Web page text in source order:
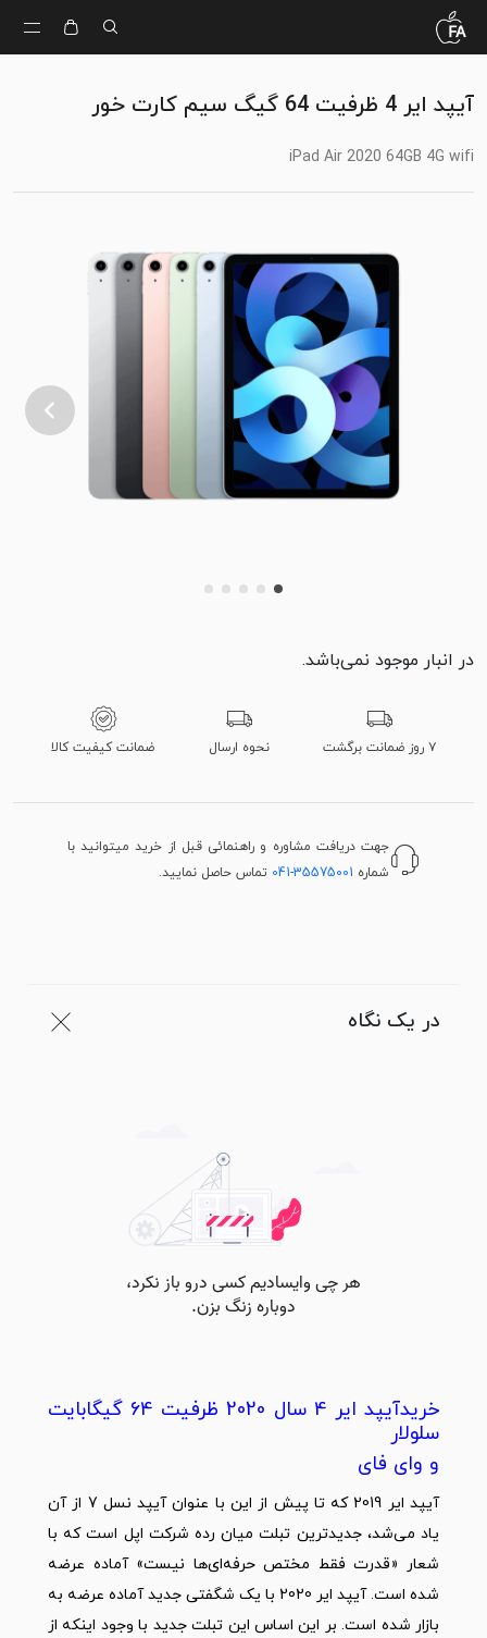
آیپد ایر 4 ظرفیت 64 گیگ سیم کارت خور
iPad Air 2020 64GB 4G wifi
در انبار موجود نمی‌باشد.
۷ روز ضمانت برگشت نحوه ارسال ضمانت کیفیت کالا
جهت دریافت مشاوره و راهنمائی قبل از خرید میتوانید با
شماره 041-35575001 تماس حاصل نمایید.
در یک نگاه
خریدآیپد ایر 4 سال 2020 ظرفیت 64 گیگابایت
سلولار
و وای فای
آیپد ایر 2019 که تا پیش از این با عنوان آیپد نسل 7 از آن
یاد می‌شد، جدیدترین تبلت میان رده شرکت اپل است که با
شعار «قدرت فقط مختص حرفه‌ای‌ها نیست» آماده عرضه
شده است. آیپد ایر 2020 با یک شگفتی جدید آماده عرضه به
بازار شده است. بر این اساس این تبلت جدید با وجود اینکه از